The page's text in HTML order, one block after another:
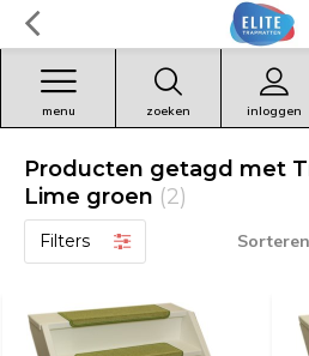
zoeken inloggen
menu
Producten getagd met
Lime groen (2)
Filters